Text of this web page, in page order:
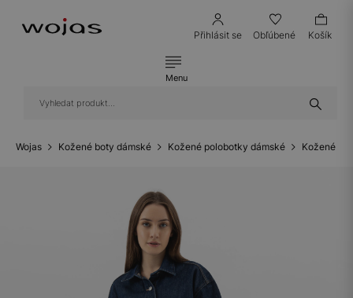
Přihlásit se Obľúbené Košík
Menu
Wojas Kožené boty dámské Kožené polobotky dámské Kožené